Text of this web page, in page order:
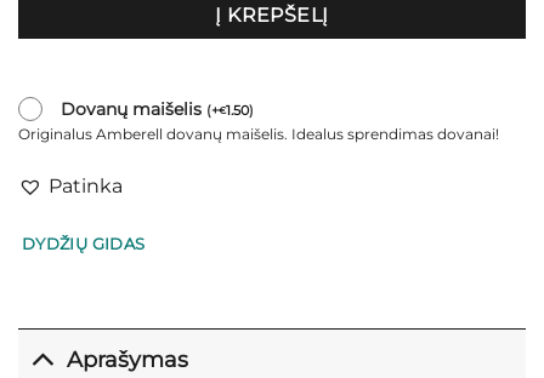
Į KREPŠELĮ
Dovanų maišelis (+€1.50)
Originalus Amberell dovanų maišelis. Idealus sprendimas dovanai!
Patinka
DYDŽIŲ GIDAS
Aprašymas